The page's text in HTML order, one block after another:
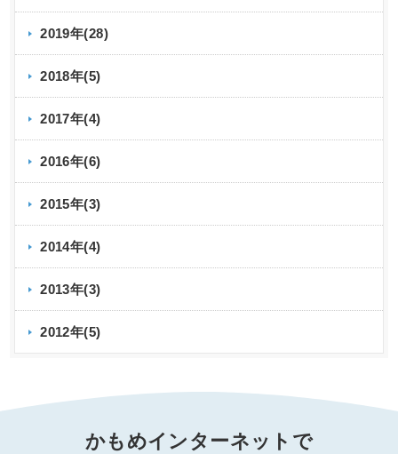
2019年(28)
2018年(5)
2017年(4)
2016年(6)
2015年(3)
2014年(4)
2013年(3)
2012年(5)
かもめインターネットで